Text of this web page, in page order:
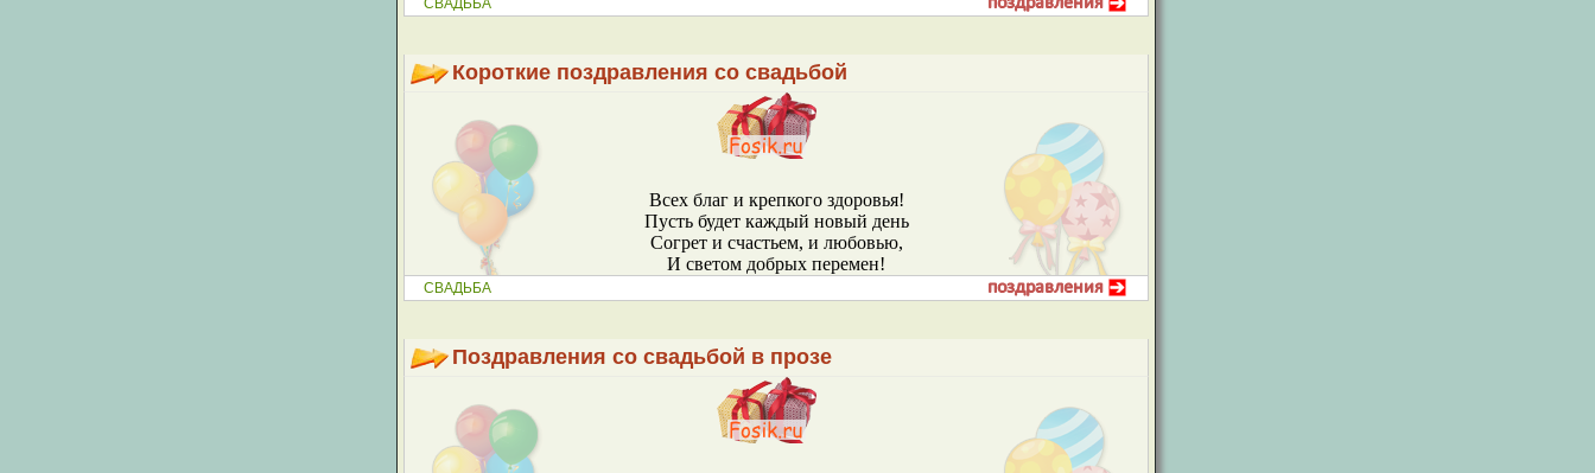
СВАДЬБА
Короткие поздравления со свадьбой
Всех благ и крепкого здоровья!
Пусть будет каждый новый день
Согрет и счастьем, и любовью,
И светом добрых перемен!
СВАДЬБА
Поздравления со свадьбой в прозе